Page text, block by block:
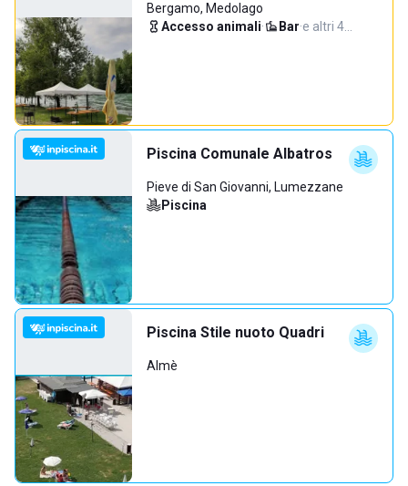
Bergamo, Medolago
Accesso animali· Bar·e altri 4…
Piscina Comunale Albatros
Pieve di San Giovanni, Lumezzane
Piscina
Piscina Stile nuoto Quadri
Almè